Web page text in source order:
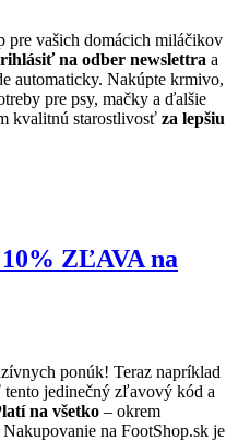
pre vašich domácich miláčikov
na odber newslettra a
automaticky. Nakúpte krmivo,
pre psy, mačky a ďalšie
kvalitnú starostlivosť za lepšiu
ZĽAVA na
ponúk! Teraz napríklad
jedinečný zľavový kód a
na všetko – okrem
na FootShop.sk je